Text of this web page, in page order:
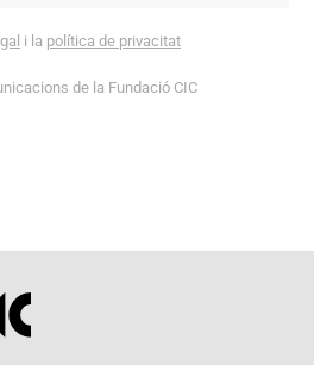
i la política de privacitat
de la Fundació CIC